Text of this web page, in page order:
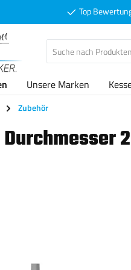
Top
Unsere Marken
Zubehör